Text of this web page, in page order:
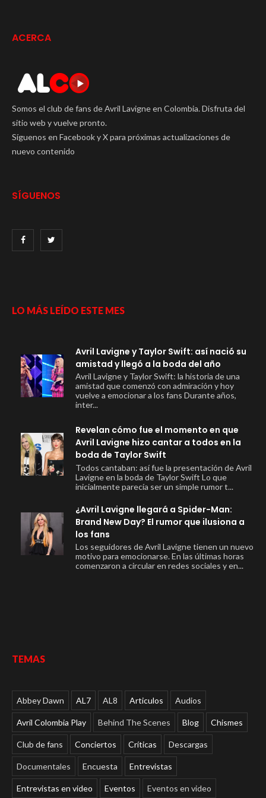
ACERCA
Somos el club de fans de Avril Lavigne en Colombia. Disfruta del
sitio web y vuelve pronto.
Síguenos en Facebook y X para próximas actualizaciones de
nuevo contenido
SÍGUENOS
LO MÁS LEÍDO ESTE MES
Avril Lavigne y Taylor Swift: así nació su
amistad y llegó a la boda del año
Avril Lavigne y Taylor Swift: la historia de una
amistad que comenzó con admiración y hoy
vuelve a emocionar a los fans Durante años,
inter...
Revelan cómo fue el momento en que
Avril Lavigne hizo cantar a todos en la
boda de Taylor Swift
Todos cantaban: así fue la presentación de Avril
Lavigne en la boda de Taylor Swift Lo que
inicialmente parecía ser un simple rumor t...
¿Avril Lavigne llegará a Spider-Man:
Brand New Day? El rumor que ilusiona a
los fans
Los seguidores de Avril Lavigne tienen un nuevo
motivo para emocionarse. En las últimas horas
comenzaron a circular en redes sociales y en...
TEMAS
Abbey Dawn AL7 AL8 Articulos Audios
Avril Colombia Play Behind The Scenes Blog Chismes
Club de fans Conciertos Críticas Descargas
Documentales Encuesta Entrevistas
Entrevistas en video Eventos Eventos en video